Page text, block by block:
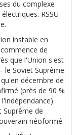
du complexe
RSSU
instable en
de
que l'Union s'est
le Soviet Suprême
décembre de
(près de 90 %
Suprême de
néoformé.